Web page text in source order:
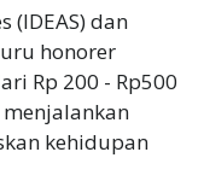
(IDEAS) dan
honorer
Rp 200 - Rp500
kehidupan